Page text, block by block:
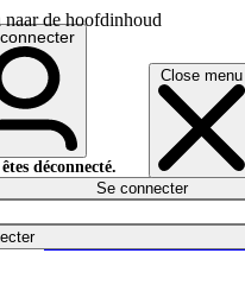
naar de hoofdinhoud
Close menu
déconnecté.
Se connecter